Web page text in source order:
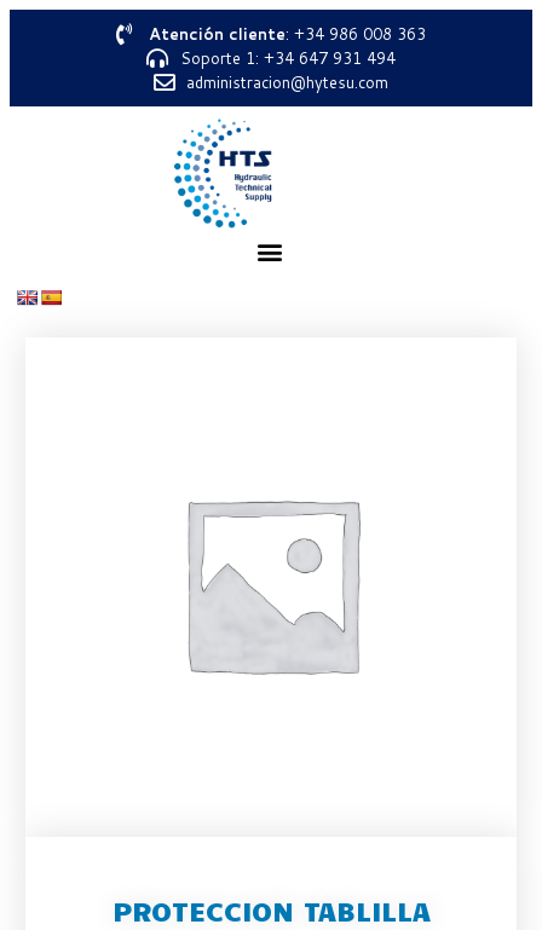
Atención cliente: +34 986 008 363
Soporte 1: +34 647 931 494
administracion@hytesu.com
PROTECCION TABLILLA